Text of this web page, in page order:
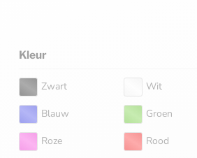
Kleur
Zwart Wit
Blauw Groen
Roze Rood